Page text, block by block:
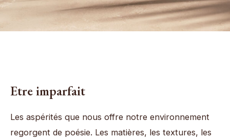
Etre imparfait
Les aspérités que nous offre notre environnement
regorgent de poésie. Les matières, les textures, les